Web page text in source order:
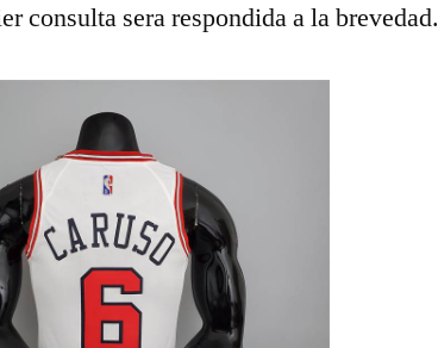
consulta sera respondida a la brevedad.